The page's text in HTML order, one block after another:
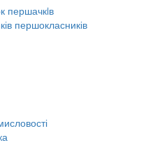
першачкiв
першокласників